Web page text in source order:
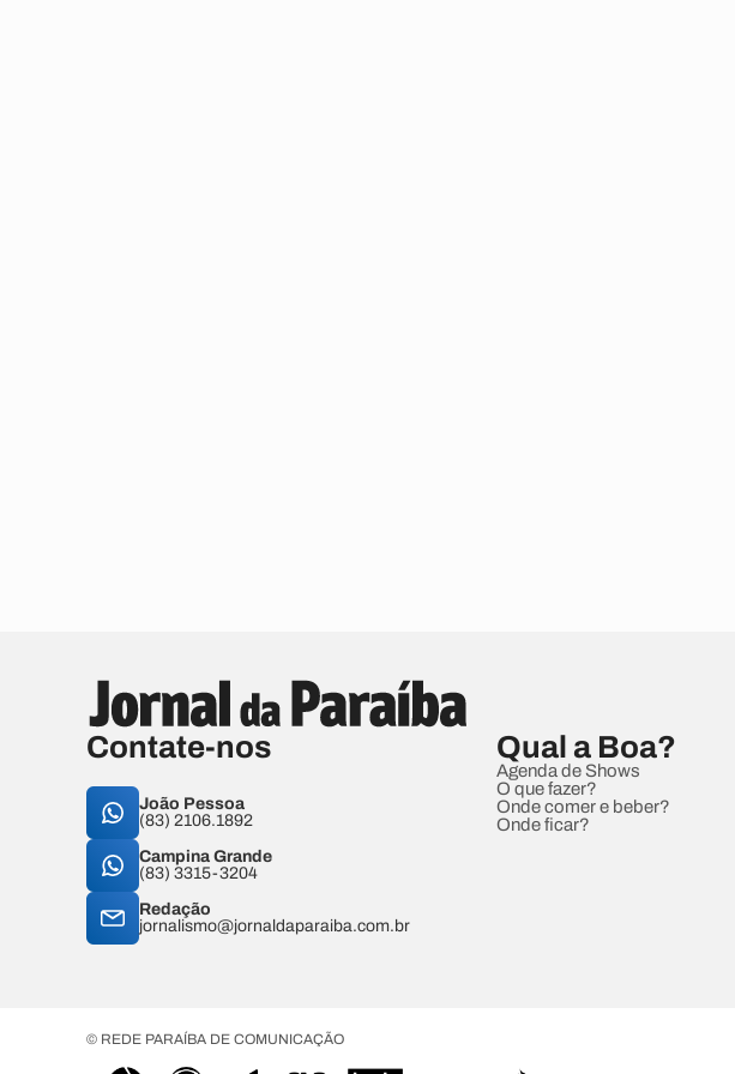
Contate-nos
João Pessoa
(83) 2106.1892
Campina Grande
(83) 3315-3204
Redação
jornalismo@jornaldaparaiba.com.br
Qual a Boa?
Agenda de Shows
O que fazer?
Onde comer e beber?
Onde ficar?
© REDE PARAÍBA DE COMUNICAÇÃO